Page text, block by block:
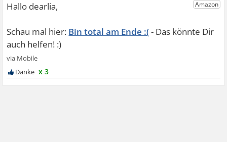
Bin total am Ende :(
x 3